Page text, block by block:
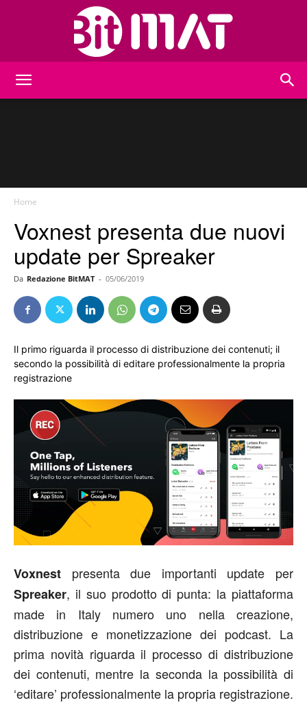
Home
Voxnest presenta due nuovi
update per Spreaker
Da Redazione BitMAT - 05/06/2019
Il primo riguarda il processo di distribuzione dei contenuti; il
secondo la possibilità di editare professionalmente la propria
registrazione
Voxnest presenta due importanti update per
Spreaker, il suo prodotto di punta: la piattaforma
made in Italy numero uno nella creazione,
distribuzione e monetizzazione dei podcast. La
prima novità riguarda il processo di distribuzione
dei contenuti, mentre la seconda la possibilità di
‘editare’ professionalmente la propria registrazione.